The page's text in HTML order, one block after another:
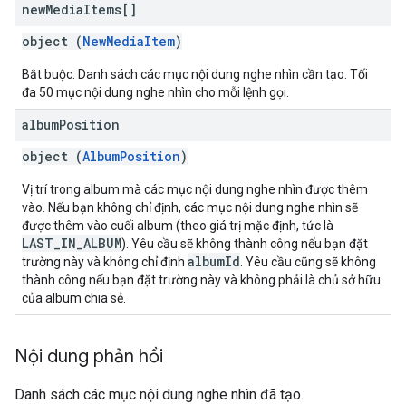
newMediaItems[]
object (NewMediaItem)
Bắt buộc. Danh sách các mục nội dung nghe nhìn cần tạo. Tối
đa 50 mục nội dung nghe nhìn cho mỗi lệnh gọi.
albumPosition
object (AlbumPosition)
Vị trí trong album mà các mục nội dung nghe nhìn được thêm
vào. Nếu bạn không chỉ định, các mục nội dung nghe nhìn sẽ
được thêm vào cuối album (theo giá trị mặc định, tức là
LAST_IN_ALBUM). Yêu cầu sẽ không thành công nếu bạn đặt
trường này và không chỉ định albumId . Yêu cầu cũng sẽ không
thành công nếu bạn đặt trường này và không phải là chủ sở hữu
của album chia sẻ.
Nội dung phản hồi
Danh sách các mục nội dung nghe nhìn đã tạo.